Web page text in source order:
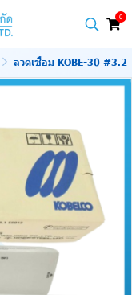
0
ลวดเชื่อม KOBE-30 #3.2